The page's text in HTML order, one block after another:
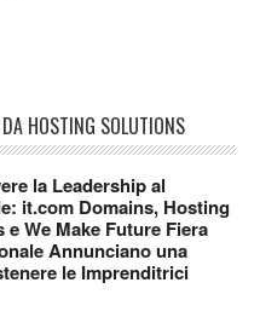
HOSTING SOLUTIONS
la Leadership al
it.com Domains, Hosting
We Make Future Fiera
Annunciano una
le Imprenditrici